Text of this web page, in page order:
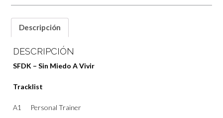
Descripción
DESCRIPCIÓN
SFDK – Sin Miedo A Vivir
Tracklist
A1 Personal Trainer